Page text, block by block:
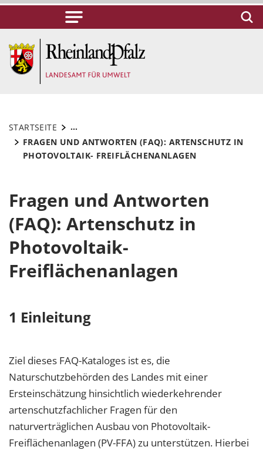
STARTSEITE
...
FRAGEN UND ANTWORTEN (FAQ): ARTENSCHUTZ IN
PHOTOVOLTAIK- FREIFLÄCHENANLAGEN
Fragen und Antworten
(FAQ): Artenschutz in
Photovoltaik-
Freiflächenanlagen
1 Einleitung
Ziel dieses FAQ-Kataloges ist es, die
Naturschutzbehörden des Landes mit einer
Ersteinschätzung hinsichtlich wiederkehrender
artenschutzfachlicher Fragen für den
naturverträglichen Ausbau von Photovoltaik-
Freiflächenanlagen (PV-FFA) zu unterstützen. Hierbei